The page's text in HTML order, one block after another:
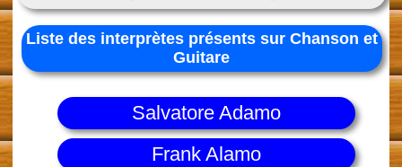
Liste des interprètes présents sur Chanson et
Guitare
Salvatore Adamo
Frank Alamo